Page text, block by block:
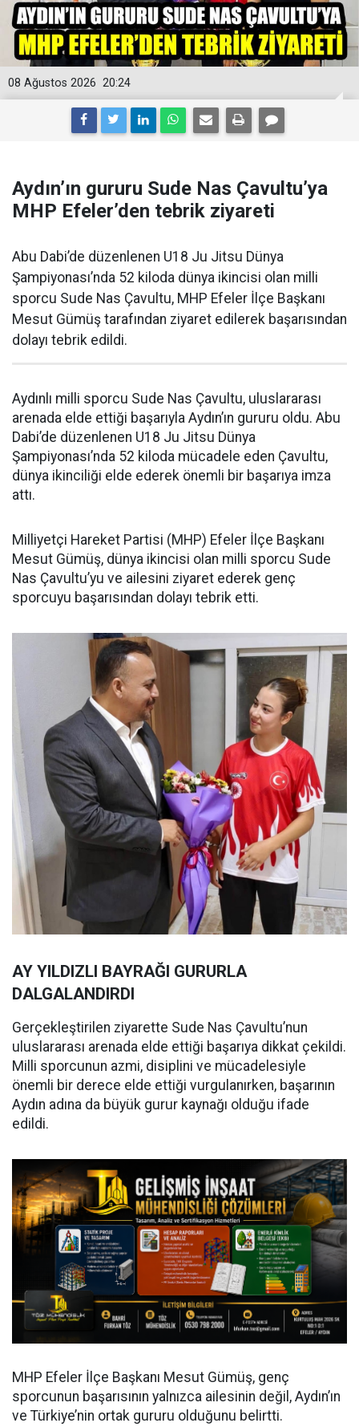
20:24
08 Ağustos 2026
Aydın’ın gururu Sude Nas Çavultu’ya
MHP Efeler’den tebrik ziyareti
Abu Dabi’de düzenlenen U18 Ju Jitsu Dünya
Şampiyonası’nda 52 kiloda dünya ikincisi olan milli
sporcu Sude Nas Çavultu, MHP Efeler İlçe Başkanı
Mesut Gümüş tarafından ziyaret edilerek başarısından
dolayı tebrik edildi.
Aydınlı milli sporcu Sude Nas Çavultu, uluslararası
arenada elde ettiği başarıyla Aydın’ın gururu oldu. Abu
Dabi’de düzenlenen U18 Ju Jitsu Dünya
Şampiyonası’nda 52 kiloda mücadele eden Çavultu,
dünya ikinciliği elde ederek önemli bir başarıya imza
attı.
Milliyetçi Hareket Partisi (MHP) Efeler İlçe Başkanı
Mesut Gümüş, dünya ikincisi olan milli sporcu Sude
Nas Çavultu’yu ve ailesini ziyaret ederek genç
sporcuyu başarısından dolayı tebrik etti.
AY YILDIZLI BAYRAĞI GURURLA
DALGALANDIRDI
Gerçekleştirilen ziyarette Sude Nas Çavultu’nun
uluslararası arenada elde ettiği başarıya dikkat çekildi.
Milli sporcunun azmi, disiplini ve mücadelesiyle
önemli bir derece elde ettiği vurgulanırken, başarının
Aydın adına da büyük gurur kaynağı olduğu ifade
edildi.
MHP Efeler İlçe Başkanı Mesut Gümüş, genç
sporcunun başarısının yalnızca ailesinin değil, Aydın’ın
ve Türkiye’nin ortak gururu olduğunu belirtti.